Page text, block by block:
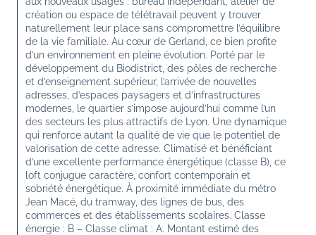
création ou espace de télétravail peuvent y trouver
naturellement leur place sans compromettre l’équilibre
de la vie familiale. Au cœur de Gerland, ce bien profite
d’un environnement en pleine évolution. Porté par le
développement du Biodistrict, des pôles de recherche
et d’enseignement supérieur, l’arrivée de nouvelles
adresses, d’espaces paysagers et d’infrastructures
modernes, le quartier s’impose aujourd’hui comme l’un
des secteurs les plus attractifs de Lyon. Une dynamique
qui renforce autant la qualité de vie que le potentiel de
valorisation de cette adresse. Climatisé et bénéficiant
d’une excellente performance énergétique (classe B), ce
loft conjugue caractère, confort contemporain et
sobriété énergétique. À proximité immédiate du métro
Jean Macé, du tramway, des lignes de bus, des
commerces et des établissements scolaires. Classe
énergie : B – Classe climat : A. Montant estimé des